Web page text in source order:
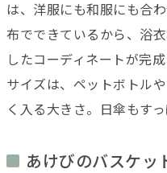
は、洋服にも和服にも合
布でできているから、浴
したコーディネートが完
サイズは、ペットボトル
く入る大きさ。日傘もすっ
あけびのバスケッ